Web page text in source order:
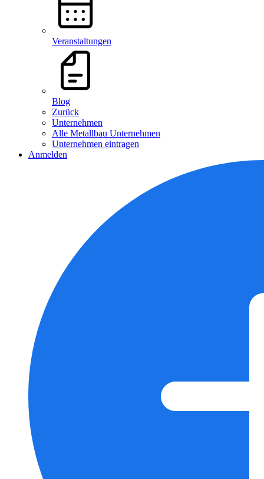
Veranstaltungen
Blog
Zurück
Unternehmen
Alle Metallbau Unternehmen
Unternehmen eintragen
Anmelden